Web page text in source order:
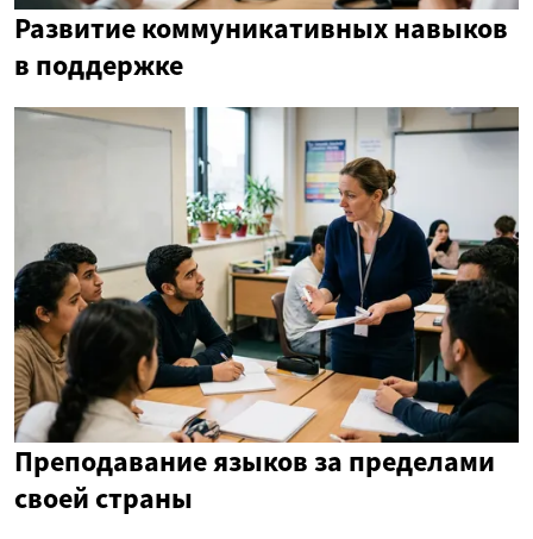
Развитие коммуникативных навыков
в поддержке
Преподавание языков за пределами
своей страны